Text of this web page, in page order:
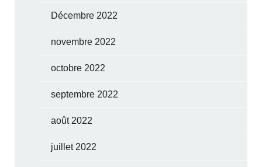
Décembre 2022
novembre 2022
octobre 2022
septembre 2022
août 2022
juillet 2022